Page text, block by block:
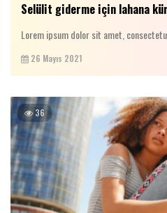
Selülit giderme için lahana
Lorem ipsum dolor sit amet,
26 Mayıs 2021
36